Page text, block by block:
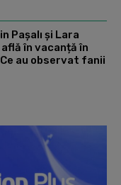
Paşalı și Lara
află în vacanță în
au observat fanii